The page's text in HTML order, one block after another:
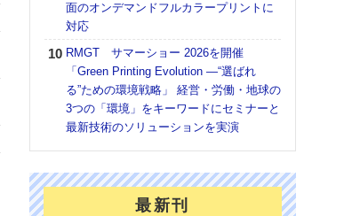
面のオンデマンドフルカラープリントに
対応
RMGT サマーショー 2026を開催
「Green Printing Evolution ―“選ばれ
る”ための環境戦略」 経営・労働・地球の
3つの「環境」をキーワードにセミナーと
最新技術のソリューションを実演
最新刊